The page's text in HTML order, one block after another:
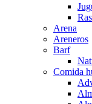
Arena
Areneros
Barf
Comida